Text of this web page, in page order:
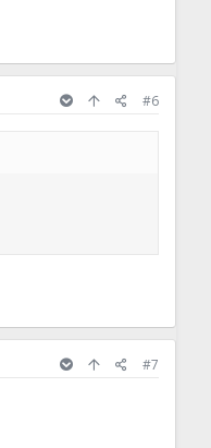
#6
#7